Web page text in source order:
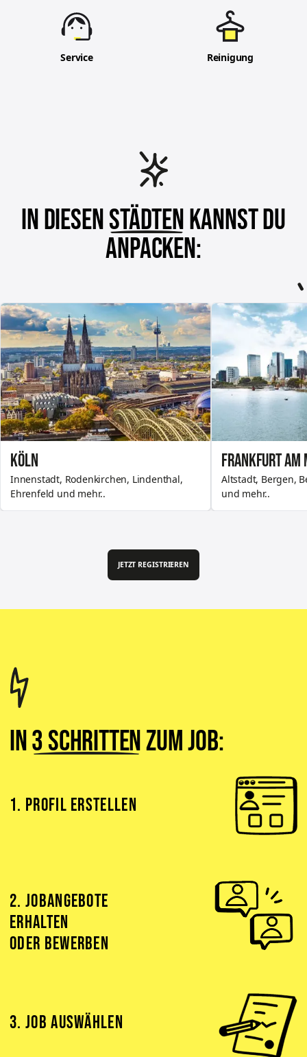
Service Reinigung
IN DIESENSTÄDTENKANNST DU
ANPACKEN:
Köln
KÖLN
Innenstadt, Rodenkirchen, Lindenthal,
Ehrenfeld und mehr..
Frankfurt am Main
FRANKFURT AM
Altstadt, Bergen,
und mehr..
JETZT REGISTRIEREN
In3 Schrittenzum Job:
1. PROFIL ERSTELLEN
2. JOBANGEBOTE
ERHALTEN
ODER BEWERBEN
3. JOB AUSWÄHLEN